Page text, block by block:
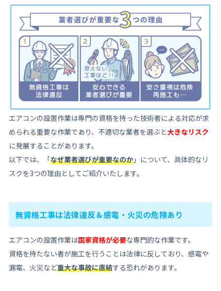
エアコンの設置作業は専門の資格を持った技術者による対応が求
められる重要な作業であり、不適切な業者を選ぶと大きなリスク
に発展することがあります。
以下では、「なぜ業者選びが重要なのか」について、具体的なリ
スクを3つの理由としてご紹介いたします。
無資格工事は法律違反＆感電・火災の危険あり
エアコンの設置作業は国家資格が必要な専門的な作業です。
資格を持たない者が施工を行うことは法律に反しており、感電や
漏電、火災など重大な事故に直結する恐れがあります。